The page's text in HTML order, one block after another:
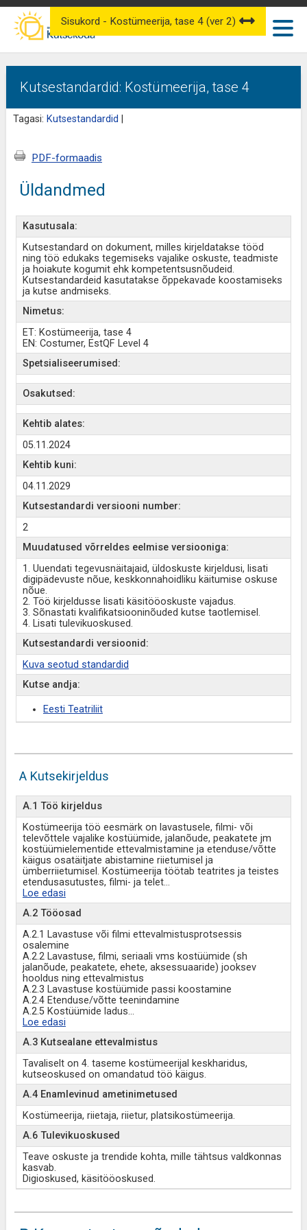
Kutsestandardid: Kostümeerija, tase 4
Tagasi: Kutsestandardid
Sisukord - Kostümeerija, tase 4 (ver 2)
PDF-formaadis
Üldandmed
Kasutusala:
Kutsestandard on dokument, milles kirjeldatakse tööd
ning töö edukaks tegemiseks vajalike oskuste, teadmiste
ja hoiakute kogumit ehk kompetentsusnõudeid.
Kutsestandardeid kasutatakse õppekavade koostamiseks
ja kutse andmiseks.
Nimetus:
ET: Kostümeerija, tase 4
EN: Costumer, EstQF Level 4
Spetsialiseerumised:
Osakutsed:
Kehtib alates:
05.11.2024
Kehtib kuni:
04.11.2029
Kutsestandardi versiooni number:
2
Muudatused võrreldes eelmise versiooniga:
1. Uuendati tegevusnäitajaid, üldoskuste kirjeldusi, lisati
digipädevuste nõue, keskkonnahoidliku käitumise oskuse
nõue.
2. Töö kirjeldusse lisati käsitööoskuste vajadus.
3. Sõnastati kvalifikatsiooninõuded kutse taotlemisel.
4. Lisati tulevikuoskused.
Kutsestandardi versioonid:
Kuva seotud standardid
Kutse andja:
Eesti Teatriliit
A Kutsekirjeldus
A.1 Töö kirjeldus
Kostümeerija töö eesmärk on lavastusele, filmi- või
televõttele vajalike kostüümide, jalanõude, peakatete jm
kostüümielementide ettevalmistamine ja etenduse/võtte
käigus osatäitjate abistamine riietumisel ja
ümberriietumisel. Kostümeerija töötab teatrites ja teistes
etendusasutustes, filmi- ja telet...
Loe edasi
A.2 Tööosad
A.2.1 Lavastuse või filmi ettevalmistusprotsessis
osalemine
A.2.2 Lavastuse, filmi, seriaali vms kostüümide (sh
jalanõude, peakatete, ehete, aksessuaaride) jooksev
hooldus ning ettevalmistus
A.2.3 Lavastuse kostüümide passi koostamine
A.2.4 Etenduse/võtte teenindamine
A.2.5 Kostüümide ladus...
Loe edasi
A.3 Kutsealane ettevalmistus
Tavaliselt on 4. taseme kostümeerijal keskharidus,
kutseoskused on omandatud töö käigus.
A.4 Enamlevinud ametinimetused
Kostümeerija, riietaja, riietur, platsikostümeerija.
A.6 Tulevikuoskused
Teave oskuste ja trendide kohta, mille tähtsus valdkonnas
kasvab.
Digioskused, käsitööoskused.